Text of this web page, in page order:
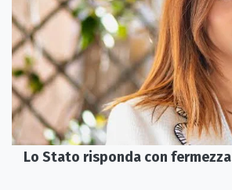
Lo Stato risponda con fermezza